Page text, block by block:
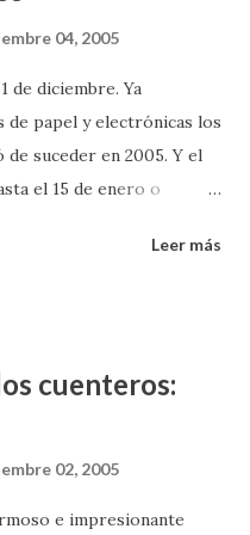
del dragon Cola de
subtitulación respectiva)
En mi opinión la
producción, unos
una secuncia de
04, 2005
de diciembre. Ya
de papel y electrónicas los
suceder en 2005. Y el
el 15 de enero o
que son las
recordó que ella trabaja
noticias. Y los
Antonio Navarro con el
Leer más
cuenteros:
02, 2005
e impresionante